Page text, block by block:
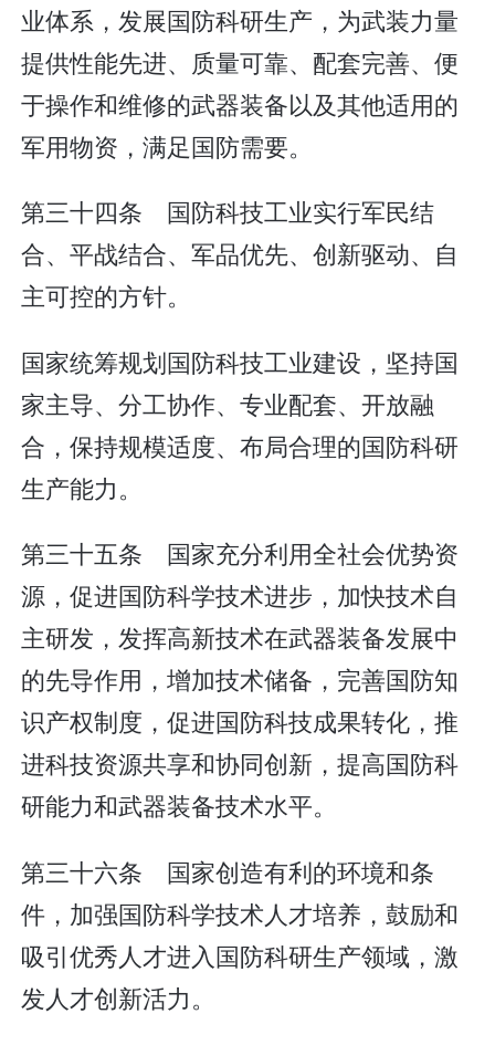
业体系，发展国防科研生产，为武装力量
提供性能先进、质量可靠、配套完善、便
于操作和维修的武器装备以及其他适用的
军用物资，满足国防需要。
第三十四条 国防科技工业实行军民结
合、平战结合、军品优先、创新驱动、自
主可控的方针。
国家统筹规划国防科技工业建设，坚持国
家主导、分工协作、专业配套、开放融
合，保持规模适度、布局合理的国防科研
生产能力。
第三十五条 国家充分利用全社会优势资
源，促进国防科学技术进步，加快技术自
主研发，发挥高新技术在武器装备发展中
的先导作用，增加技术储备，完善国防知
识产权制度，促进国防科技成果转化，推
进科技资源共享和协同创新，提高国防科
研能力和武器装备技术水平。
第三十六条 国家创造有利的环境和条
件，加强国防科学技术人才培养，鼓励和
吸引优秀人才进入国防科研生产领域，激
发人才创新活力。